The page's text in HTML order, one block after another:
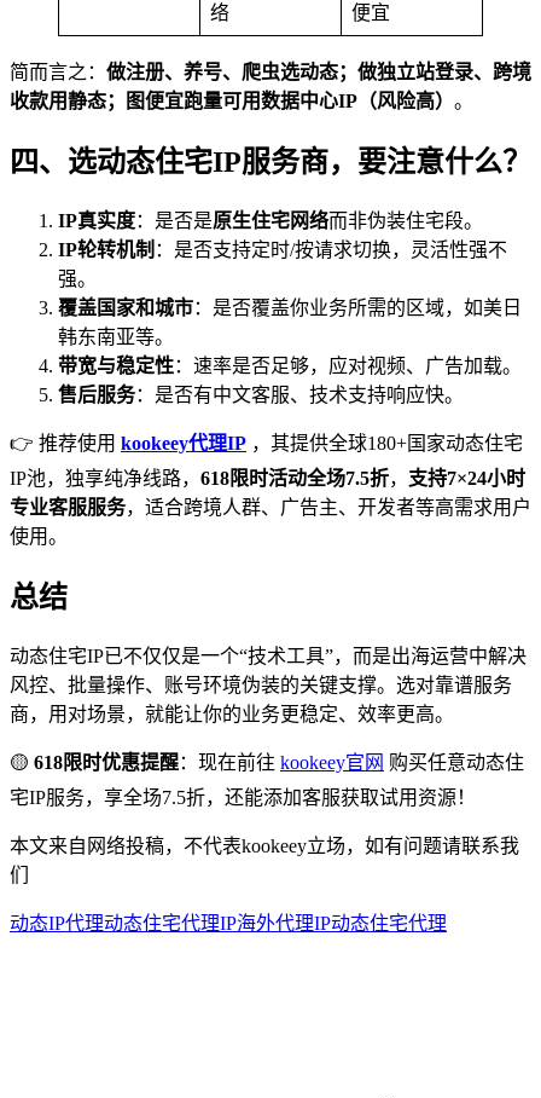
络 便宜
简而言之： 做注册、养号、爬虫选动态；做独立站登录、跨境
收款用静态；图便宜跑量可用数据中心IP（风险高） 。
四、选动态住宅IP服务商，要注意什么？
IP真实度：是否是原生住宅网络而非伪装住宅段。
IP轮转机制 ：是否支持定时/按请求切换，灵活性强不
强。
覆盖国家和城市：是否覆盖你业务所需的区域，如美日
韩东南亚等。
带宽与稳定性：速率是否足够，应对视频、广告加载。
售后服务：是否有中文客服、技术支持响应快。
👉 推荐使用 kookeey代理IP ，其提供全球180+国家动态住宅
IP池，独享纯净线路， 618限时活动全场7.5折， 支持7×24小时
专业客服服务，适合跨境人群、广告主、开发者等高需求用户
使用。
总结
动态住宅IP已不仅仅是一个“技术工具”，而是出海运营中解决
风控、批量操作、账号环境伪装的关键支撑。选对靠谱服务
商，用对场景，就能让你的业务更稳定、效率更高。
🟡 618限时优惠提醒：现在前往 kookeey官网 购买任意动态住
宅IP服务，享全场7.5折，还能添加客服获取试用资源！
本文来自网络投稿，不代表kookeey立场，如有问题请联系我
们
动态IP代理动态住宅代理IP海外代理IP动态住宅代理